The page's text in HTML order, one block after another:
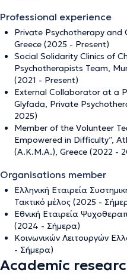
Professional experience
Private Psychotherapy and
Greece (2025 - Present)
Social Solidarity Clinics of
Psychotherapists Team,
(2021 - Present)
External Collaborator at a
Glyfada, Private
2025)
Member of the Volunteer
Empowered in Difficulty”,
(A.K.M.A.), Greece (2022 -
Organisations member
Ελληνική Εταιρεία
Τακτικό μέλος (2025 -
Εθνική Εταιρεία
(2024 - Σήμερα)
Κοινωνικών Λειτουργών
- Σήμερα)
Academic